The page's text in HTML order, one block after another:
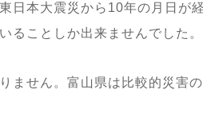
日本大震災から10年の月日が
ることしか出来ませんでした
ません。富山県は比較的災害